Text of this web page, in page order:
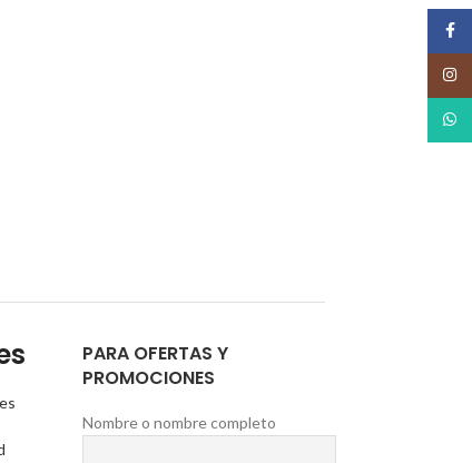
PARA OFERTAS Y
PROMOCIONES
Nombre o nombre completo